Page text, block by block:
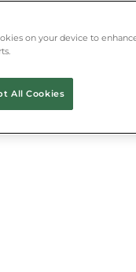
on your device to
All Cookies